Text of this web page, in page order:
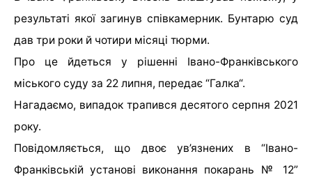
результаті якої загинув співкамерник. Бунтарю суд
дав три роки й чотири місяці тюрми.
Про це йдеться у рішенні Івано-Франківського
міського суду за 22 липня, передає “Галка“.
Нагадаємо, випадок трапився десятого серпня 2021
року.
Повідомляється, що двоє ув’язнених в “Івано-
Франківській установі виконання покарань № 12”